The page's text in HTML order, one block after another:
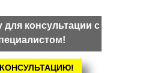
для консультации с